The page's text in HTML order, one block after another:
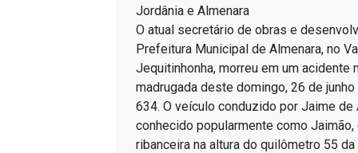
Jordânia e Almenara
O atual secretário de obras e
Prefeitura Municipal de Almenara, no
Jequitinhonha, morreu em um acidente
madrugada deste domingo, 26 de
634. O veículo conduzido por Jaime de
conhecido popularmente como Jaimão,
ribanceira na altura do quilômetro 55